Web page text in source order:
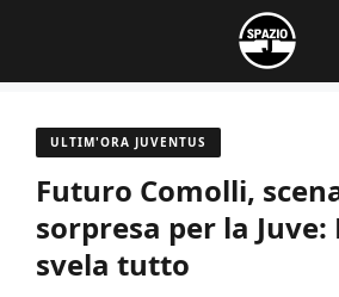
contenuto
ULTIM'ORA JUVENTUS
Futuro Comolli,
sorpresa per la Juve:
svela tutto